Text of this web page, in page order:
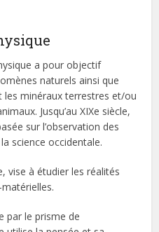
a pour objectif
naturels ainsi que
les minéraux terrestres et/ou
Jusqu’au XIXe siècle,
sur l’observation des
science occidentale.
vise à étudier les réalités
par le prisme de